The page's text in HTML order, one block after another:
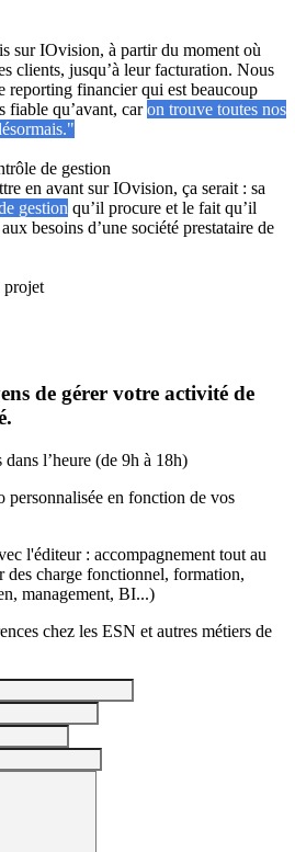
sur IOvision, à partir du moment où
clients, jusqu’à leur facturation. Nous
reporting financier qui est beaucoup
fiable qu’avant, caron trouve toutes nos
de gestion
en avant sur IOvision, ça serait : sa
gestion qu’il procure et le fait qu’il
besoins d’une société prestataire de
projet
de gérer votre activité de
l’heure (de 9h à 18h)
personnalisée en fonction de vos
l'éditeur : accompagnement tout au
des charge fonctionnel, formation,
management, BI...)
chez les ESN et autres métiers de